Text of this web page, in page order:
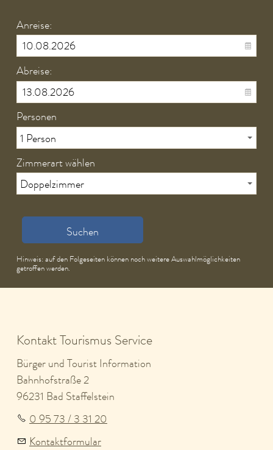
Anreise:
Abreise:
Personen
Zimmerart wählen
Suchen
Hinweis: auf den Folgeseiten können noch weitere Auswahlmöglichkeiten
getroffen werden.
Kontakt Tourismus Service
Bürger und Tourist Information
Bahnhofstraße 2
96231 Bad Staffelstein
0 95 73 / 3 31 20
Kontaktformular